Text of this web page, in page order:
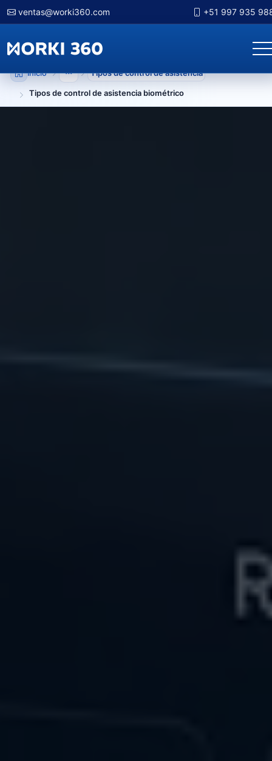
ventas@worki360.com +51 997 935
Inicio Mostrar niveles anteriores
Tipos de control de asistencia
Tipos de control de asistencia biométrico